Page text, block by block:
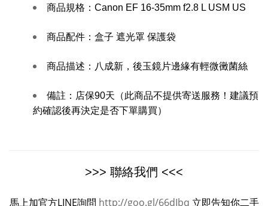
商品規格： Canon EF 16-35mm f2.8 L USM US
商品配件：盒子 遮光罩 保護袋
商品描述： 八成新，後玉鏡片邊緣有輕微黴菌絲
備註： 店保90天（此商品不提供寄送服務！建議預
約確認後再決定是否下單購買）
>>> 聯絡我們 <<<
馬上加官方LINE詢問 http://goo.gl/66dIbq 立即告知你二手